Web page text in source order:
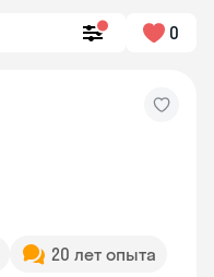
0
20 лет опыта